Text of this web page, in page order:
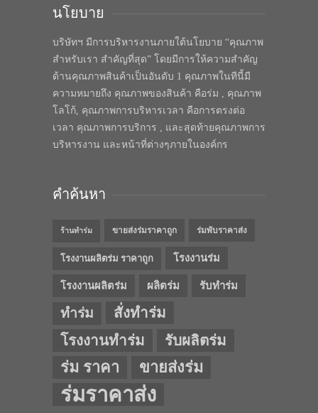
นโยบาย
บริษัทฯ มีการบริหารงานภายใต้นโยบาย “คุณภาพ
สำหรับเรา สำคัญที่สุด” โดยมีการให้ความสำคัญ
ด้านคุณภาพสินค้าเป็นอันดับ 1 คุณภาพในทีนี้มี
ความหมายถึง คุณภาพของสินค้า คือร่ม , คุณภาพ
โลโก้, คุณภาพการบริหารเวลา คือการตรงต่อ
เวลา คุณภาพการบริการ , และสุดท้ายคุณภาพการ
บริหารงาน และหน้าที่ต่างๆภายในองค์กร
คำค้นหา
ร้านทำร่ม ขายส่งร่มราคาถูก ร่มพับราคาส่ง
โรงงานผลิตร่ม ราคาถูก โรงงานร่ม
โรงงานผลิตร่ม ผลิตร่ม รับทำร่ม
ทำร่ม
สั่งทำร่ม
โรงงานทำร่ม
รับผลิตร่ม
ร่ม ราคา ขายส่งร่ม
ร่มราคาส่ง